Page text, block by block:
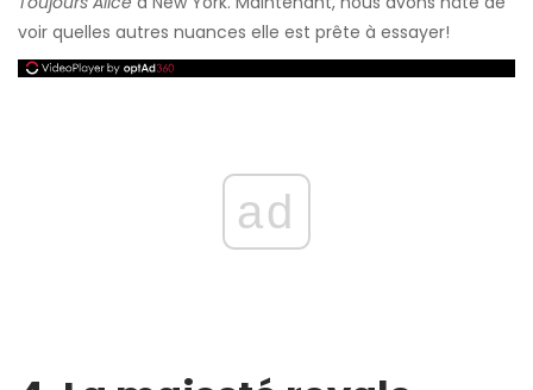
voir quelles autres nuances elle est prête à essayer!
ad